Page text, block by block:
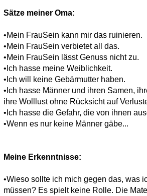
Sätze meiner Oma:
•Mein FrauSein kann mir das ruinieren.
•Mein FrauSein verbietet all das.
•Mein FrauSein lässt Genuss nicht zu.
•Ich hasse meine Weiblichkeit.
•Ich will keine Gebärmutter haben.
•Ich hasse Männer und ihren Samen,
ihre Wolllust ohne Rücksicht auf
•Ich hasse die Gefahr, die von ihnen
•Wenn es nur keine Männer gäbe...
Meine Erkenntnisse:
•Wieso sollte ich mich gegen das, was
müssen? Es spielt keine Rolle. Die